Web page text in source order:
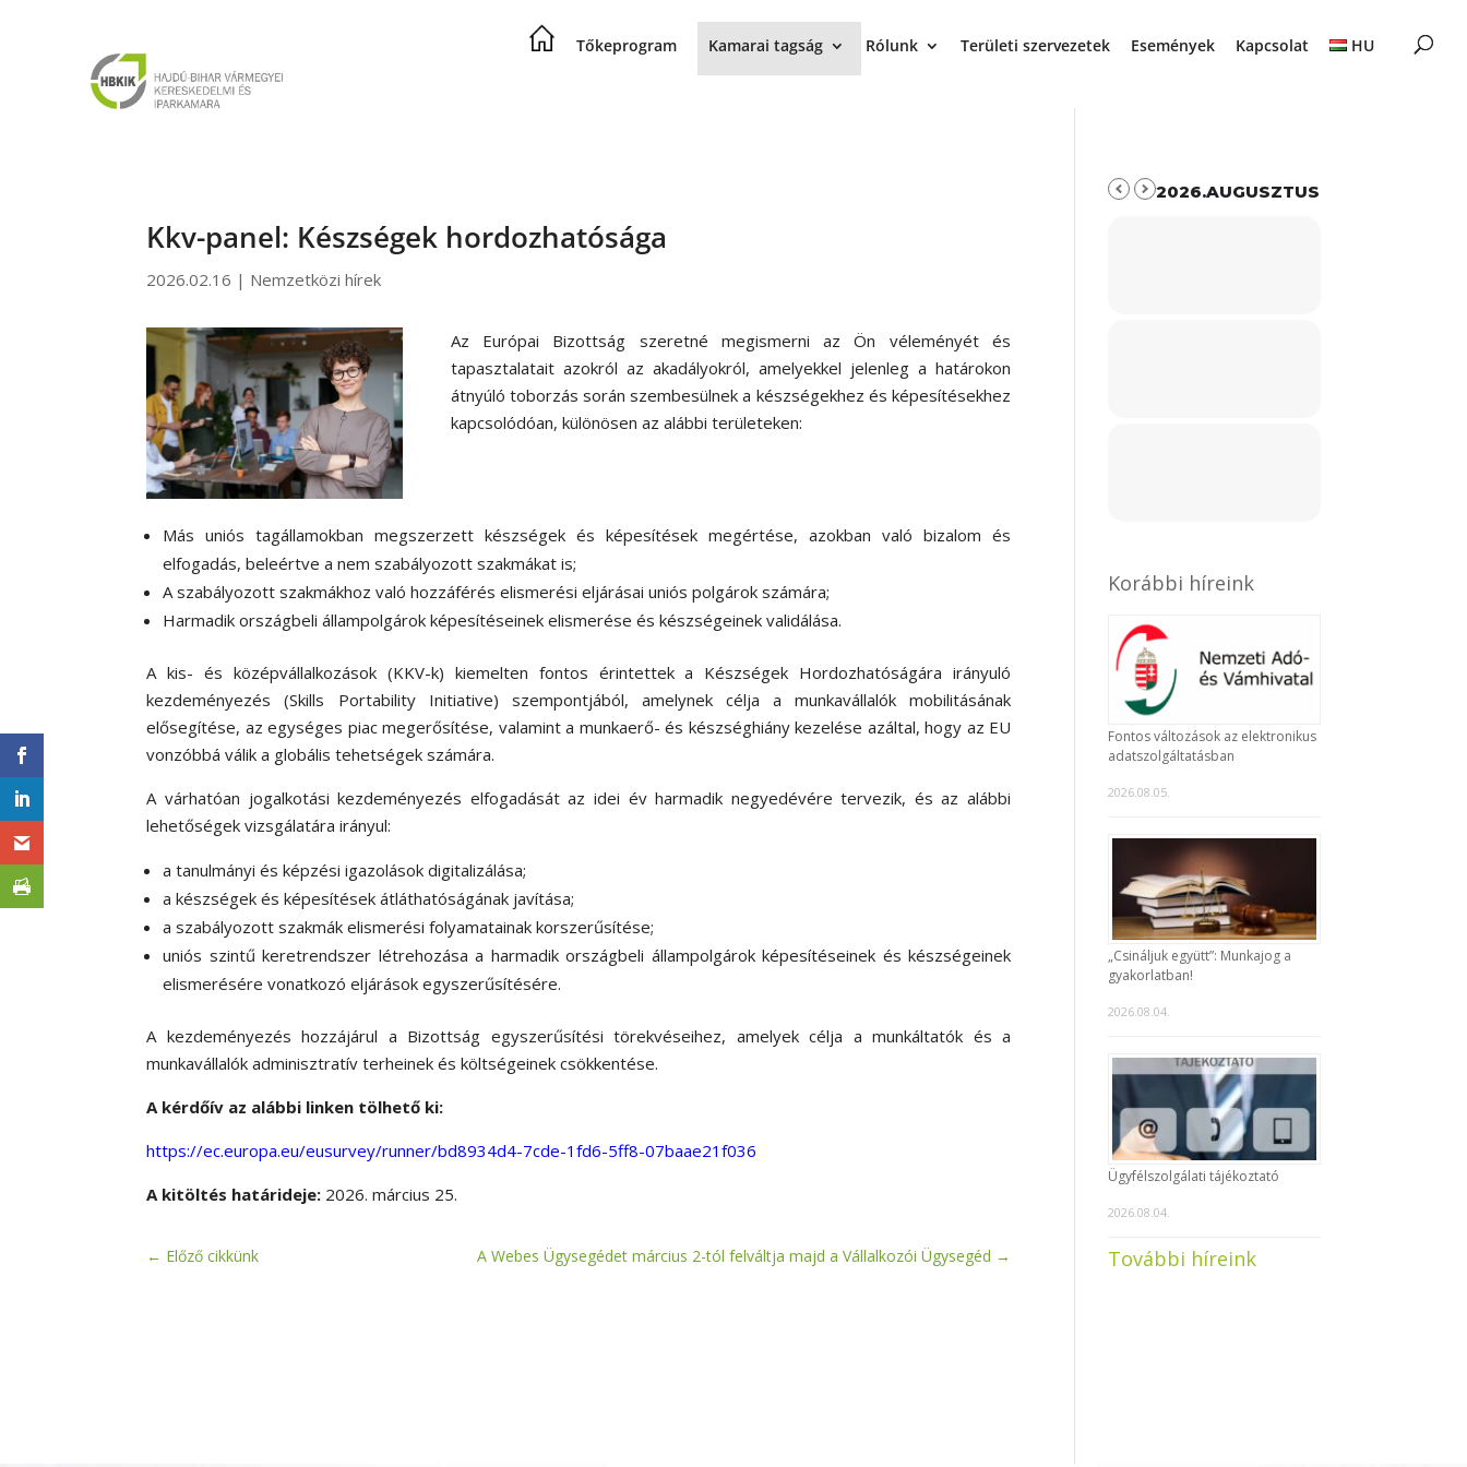
Tőkeprogram Kamarai tagság Rólunk Területi szervezetek Események Kapcsolat HU
Kkv-panel: Készségek hordozhatósága
2026.02.16 | Nemzetközi hírek
Az Európai Bizottság szeretné megismerni az Ön véleményét és
tapasztalatait azokról az akadályokról, amelyekkel jelenleg a határokon
átnyúló toborzás során szembesülnek a készségekhez és képesítésekhez
kapcsolódóan, különösen az alábbi területeken:
Más uniós tagállamokban megszerzett készségek és képesítések megértése, azokban való bizalom és
elfogadás, beleértve a nem szabályozott szakmákat is;
A szabályozott szakmákhoz való hozzáférés elismerési eljárásai uniós polgárok számára;
Harmadik országbeli állampolgárok képesítéseinek elismerése és készségeinek validálása.
A kis- és középvállalkozások (KKV-k) kiemelten fontos érintettek a Készségek Hordozhatóságára irányuló
kezdeményezés (Skills Portability Initiative) szempontjából, amelynek célja a munkavállalók mobilitásának
elősegítése, az egységes piac megerősítése, valamint a munkaerő- és készséghiány kezelése azáltal, hogy az EU
vonzóbbá válik a globális tehetségek számára.
A várhatóan jogalkotási kezdeményezés elfogadását az idei év harmadik negyedévére tervezik, és az alábbi
lehetőségek vizsgálatára irányul:
a tanulmányi és képzési igazolások digitalizálása;
a készségek és képesítések átláthatóságának javítása;
a szabályozott szakmák elismerési folyamatainak korszerűsítése;
uniós szintű keretrendszer létrehozása a harmadik országbeli állampolgárok képesítéseinek és készségeinek
elismerésére vonatkozó eljárások egyszerűsítésére.
A kezdeményezés hozzájárul a Bizottság egyszerűsítési törekvéseihez, amelyek célja a munkáltatók és a
munkavállalók adminisztratív terheinek és költségeinek csökkentése.
A kérdőív az alábbi linken tölhető ki:
https://ec.europa.eu/eusurvey/runner/bd8934d4-7cde-1fd6-5ff8-07baae21f036
A kitöltés határideje: 2026. március 25.
← Előző cikkünk A Webes Ügysegédet március 2-tól felváltja majd a Vállalkozói Ügysegéd →
2026.AUGUSZTUS
Korábbi híreink
Fontos változások az elektronikus
adatszolgáltatásban
2026.08.05.
„Csináljuk együtt”: Munkajog a
gyakorlatban!
2026.08.04.
Ügyfélszolgálati tájékoztató
2026.08.04.
További híreink